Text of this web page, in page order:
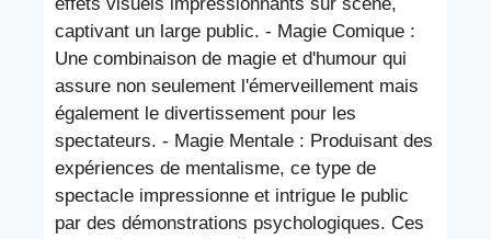
captivant un large public. - Magie Comique :
Une combinaison de magie et d'humour qui
assure non seulement l'émerveillement mais
également le divertissement pour les
spectateurs. - Magie Mentale : Produisant des
expériences de mentalisme, ce type de
spectacle impressionne et intrigue le public
par des démonstrations psychologiques. Ces